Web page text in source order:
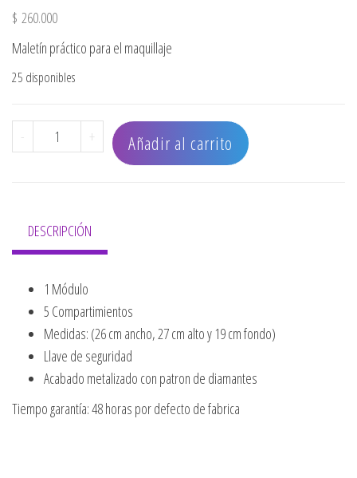
$ 260.000
Maletín práctico para el maquillaje
25 disponibles
- MALETA 1271 WHITE ROSE GOLD BIG DIAMOND cantidad
+ Añadir al carrito
DESCRIPCIÓN
1 Módulo
5 Compartimientos
Medidas: (26 cm ancho, 27 cm alto y 19 cm fondo)
Llave de seguridad
Acabado metalizado con patron de diamantes
Tiempo garantía: 48 horas por defecto de fabrica